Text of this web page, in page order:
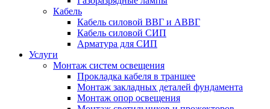
Кабель
Кабель силовой ВВГ и АВВГ
Кабель силовой СИП
Арматура для СИП
Услуги
Монтаж систем освещения
Прокладка кабеля в траншее
Монтаж закладных деталей фундамента
Монтаж опор освещения